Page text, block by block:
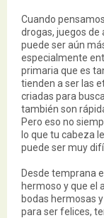
Cuando
drogas, juegos de
puede ser aún
especialmente
primaria que es
tienden a ser las
criadas para
también son
Pero eso no
lo que tu cabeza
puede ser muy
Desde temprana
hermoso y que el
bodas hermosas
para ser felices,